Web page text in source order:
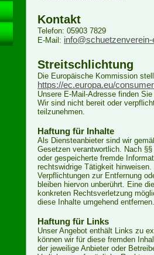
Kontakt
Telefon: 05903 7829
E-Mail:
Streitschlichtung
Die Europäische Kommission
https://ec.europa.eu/
Unsere E-Mail-Adresse finden
Wir sind nicht bereit oder
teilzunehmen.
Haftung für Inhalte
Als Diensteanbieter sind wir
Gesetzen verantwortlich. Nach
oder gespeicherte fremde
rechtswidrige Tätigkeit hinweisen.
Verpflichtungen zur Entfernung
bleiben hiervon unberührt. Eine
konkreten Rechtsverletzung
diese Inhalte umgehend entfernen.
Haftung für Links
Unser Angebot enthält Links zu
können wir für diese fremden
der jeweilige Anbieter oder